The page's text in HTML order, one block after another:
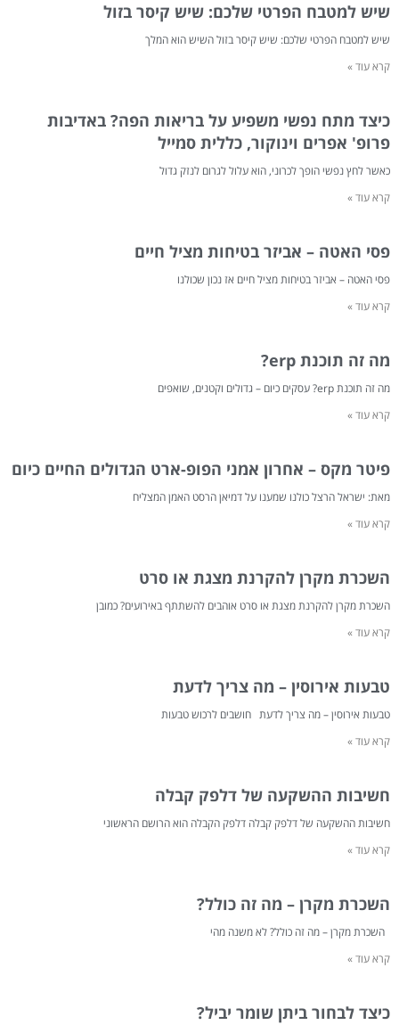
שיש למטבח הפרטי שלכם: שיש קיסר בזול
שיש למטבח הפרטי שלכם: שיש קיסר בזול השיש הוא המלך
קרא עוד »
כיצד מתח נפשי משפיע על בריאות הפה? באדיבות
פרופ' אפרים וינוקור, כללית סמייל
כאשר לחץ נפשי הופך לכרוני, הוא עלול לגרום לנזק גדול
קרא עוד »
פסי האטה – אביזר בטיחות מציל חיים
פסי האטה – אביזר בטיחות מציל חיים אז נכון שכולנו
קרא עוד »
מה זה תוכנת erp?
מה זה תוכנת erp? עסקים כיום – גדולים וקטנים, שואפים
קרא עוד »
פיטר מקס – אחרון אמני הפופ-ארט הגדולים החיים כיום
מאת: ישראל הרצל כולנו שמענו על דמיאן הרסט האמן המצליח
קרא עוד »
השכרת מקרן להקרנת מצגת או סרט
השכרת מקרן להקרנת מצגת או סרט אוהבים להשתתף באירועים? כמובן
קרא עוד »
טבעות אירוסין – מה צריך לדעת
טבעות אירוסין – מה צריך לדעת חושבים לרכוש טבעות
קרא עוד »
חשיבות ההשקעה של דלפק קבלה
חשיבות ההשקעה של דלפק קבלה דלפק הקבלה הוא הרושם הראשוני
קרא עוד »
השכרת מקרן – מה זה כולל?
השכרת מקרן – מה זה כולל? לא משנה מהי
קרא עוד »
כיצד לבחור ביתן שומר יביל?